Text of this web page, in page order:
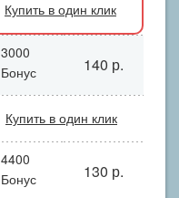
Купить в один клик
3000
Бонус
140 р.
Купить в один клик
4400
Бонус
130 р.